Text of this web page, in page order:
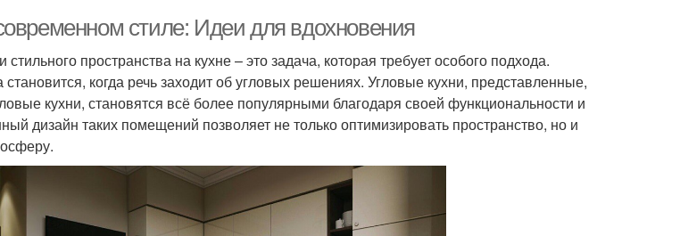
стиле: Идеи для вдохновения
пространства на кухне – это задача, которая требует особого подхода.
когда речь заходит об угловых решениях. Угловые кухни, представленные,
кухни, становятся всё более популярными благодаря своей функциональности и
дизайн таких помещений позволяет не только оптимизировать пространство, но и